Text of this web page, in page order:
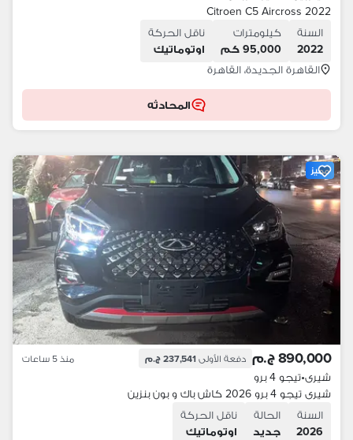
Citroen C5 Aircross 2022
السنة
2022
كيلومترات
95,000 كم
ناقل الحركة
اوتوماتيك
القاهرة الجديدة، القاهرة
المحادثه
مميز
890,000 ج.م دفعة الأولى 237,541 ج.م منذ 5 ساعات
شيرى•تيجو 4 برو
شيرى تيجو 4 برو 2026 كاش باك و بون بنزين
السنة
2026
الحالة
جديد
ناقل الحركة
اوتوماتيك